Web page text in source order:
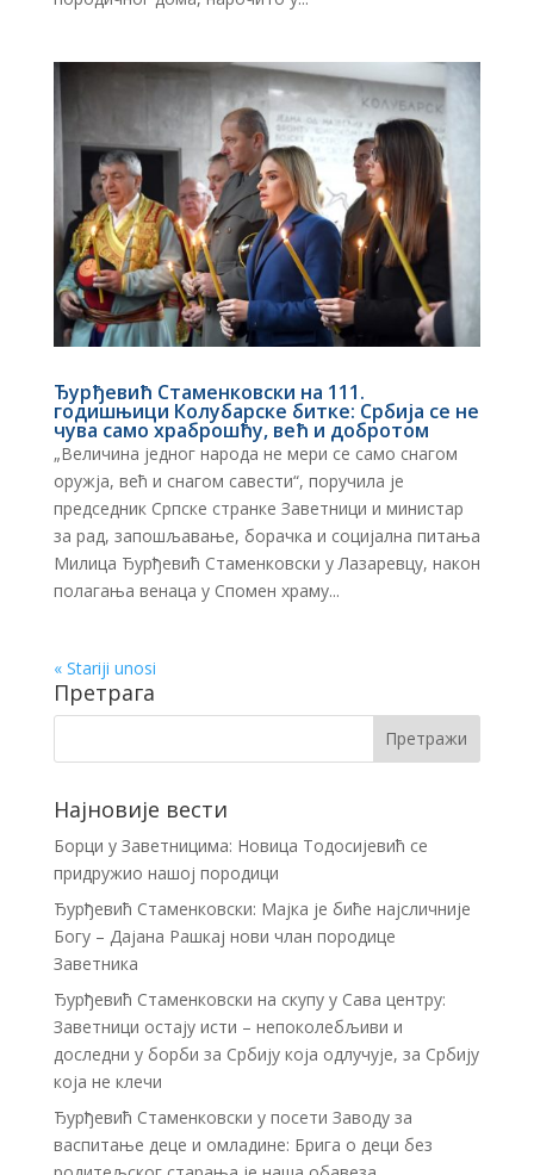
Ђурђевић Стаменковски на 111.
годишњици Колубарске битке: Србија се не
чува само храброшћу, већ и добротом
„Величина једног народа не мери се само снагом
оружја, већ и снагом савести“, поручила је
председник Српске странке Заветници и министар
за рад, запошљавање, борачка и социјална питања
Милица Ђурђевић Стаменковски у Лазаревцу, након
полагања венаца у Спомен храму...
« Stariji unosi
Претрага
Најновије вести
Борци у Заветницима: Новица Тодосијевић се
придружио нашој породици
Ђурђевић Стаменковски: Мајка је биће најсличније
Богу – Дајана Рашкај нови члан породице
Заветника
Ђурђевић Стаменковски на скупу у Сава центру:
Заветници остају исти – непоколебљиви и
доследни у борби за Србију која одлучује, за Србију
која не клечи
Ђурђевић Стаменковски у посети Заводу за
васпитање деце и омладине: Брига о деци без